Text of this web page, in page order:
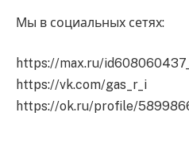
Мы в социальных сетях:
https://max.ru/
https://vk.com/gas_r_i
https://ok.ru/profile/